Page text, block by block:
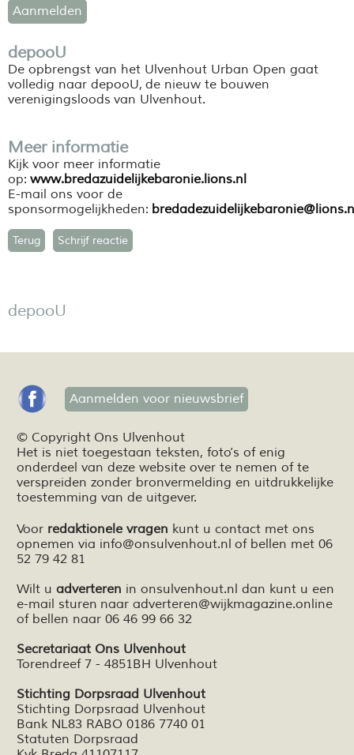
Aanmelden
depooU
De opbrengst van het Ulvenhout Urban Open gaat
volledig naar depooU, de nieuw te bouwen
verenigingsloods van Ulvenhout.
Meer informatie
Kijk voor meer informatie
op: www.bredazuidelijkebaronie.lions.nl
E-mail ons voor de
sponsormogelijkheden:
Terug Schrijf reactie
depooU
Aanmelden voor nieuwsbrief
© Copyright Ons Ulvenhout
Het is niet toegestaan teksten, foto’s of enig
onderdeel van deze website over te nemen of te
verspreiden zonder bronvermelding en uitdrukkelijke
toestemming van de uitgever.
Voor redaktionele vragen kunt u contact met ons
opnemen via info@onsulvenhout.nl of bellen met 06
52 79 42 81
Wilt u adverteren in onsulvenhout.nl dan kunt u een
e-mail sturen naar adverteren@wijkmagazine.online
of bellen naar 06 46 99 66 32
Secretariaat Ons Ulvenhout
Torendreef 7 - 4851BH Ulvenhout
Stichting Dorpsraad Ulvenhout
Stichting Dorpsraad Ulvenhout
Bank NL83 RABO 0186 7740 01
Statuten Dorpsraad